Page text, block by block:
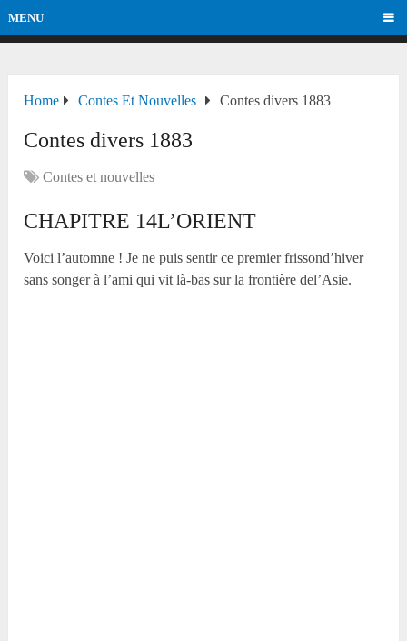
MENU
Home Contes Et Nouvelles Contes divers 1883
Contes divers 1883
Contes et nouvelles
CHAPITRE 14L’ORIENT
Voici l’automne ! Je ne puis sentir ce premier frissond’hiver
sans songer à l’ami qui vit là-bas sur la frontière del’Asie.